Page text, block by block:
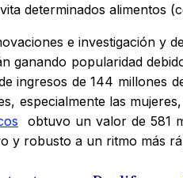
determinados alimentos
e investigación y
ganando popularidad
ingresos de 144 millones
especialmente las
obtuvo un valor de 581
y robusto a un ritmo más